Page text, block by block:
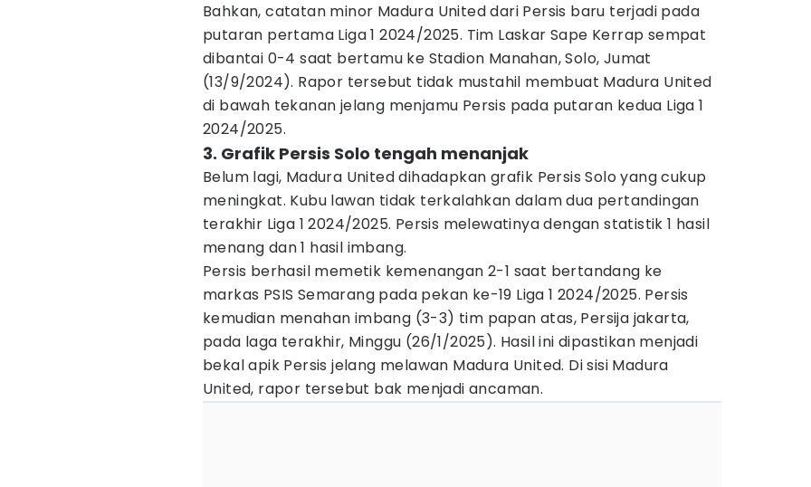
Bahkan, catatan minor Madura United dari Persis baru terjadi pada
putaran pertama Liga 1 2024/2025. Tim Laskar Sape Kerrap sempat
dibantai 0-4 saat bertamu ke Stadion Manahan, Solo, Jumat
(13/9/2024). Rapor tersebut tidak mustahil membuat Madura United
di bawah tekanan jelang menjamu Persis pada putaran kedua Liga 1
2024/2025.
3. Grafik Persis Solo tengah menanjak
Belum lagi, Madura United dihadapkan grafik Persis Solo yang cukup
meningkat. Kubu lawan tidak terkalahkan dalam dua pertandingan
terakhir Liga 1 2024/2025. Persis melewatinya dengan statistik 1 hasil
menang dan 1 hasil imbang.
Persis berhasil memetik kemenangan 2-1 saat bertandang ke
markas PSIS Semarang pada pekan ke-19 Liga 1 2024/2025. Persis
kemudian menahan imbang (3-3) tim papan atas, Persija jakarta,
pada laga terakhir, Minggu (26/1/2025). Hasil ini dipastikan menjadi
bekal apik Persis jelang melawan Madura United. Di sisi Madura
United, rapor tersebut bak menjadi ancaman.